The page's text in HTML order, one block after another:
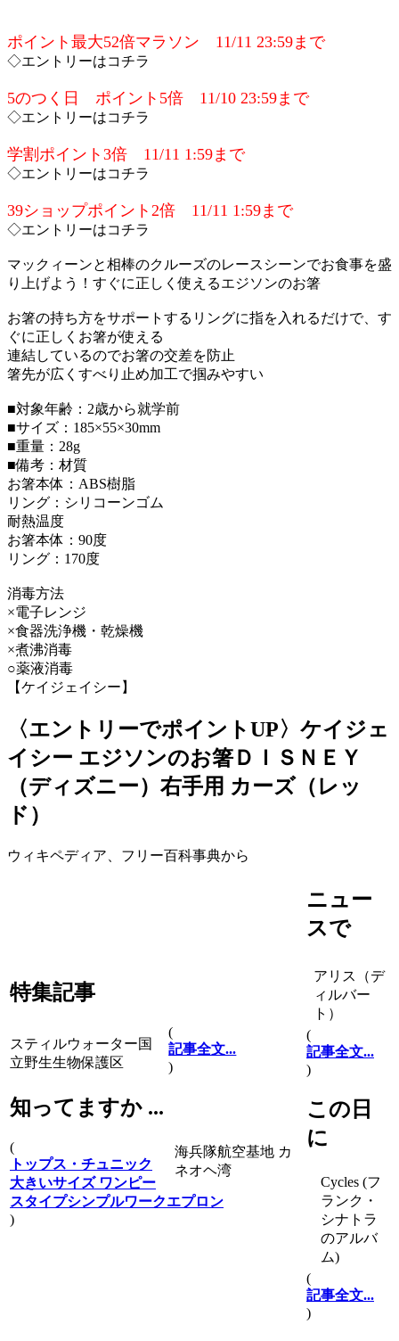
ポイント最大52倍マラソン 11/11 23:59まで
◇エントリーはコチラ
5のつく日 ポイント5倍 11/10 23:59まで
◇エントリーはコチラ
学割ポイント3倍 11/11 1:59まで
◇エントリーはコチラ
39ショップポイント2倍 11/11 1:59まで
◇エントリーはコチラ
マックィーンと相棒のクルーズのレースシーンでお食事を盛
り上げよう！すぐに正しく使えるエジソンのお箸
お箸の持ち方をサポートするリングに指を入れるだけで、す
ぐに正しくお箸が使える
連結しているのでお箸の交差を防止
箸先が広くすべり止め加工で掴みやすい
■対象年齢：2歳から就学前
■サイズ：185×55×30mm
■重量：28g
■備考：材質
お箸本体：ABS樹脂
リング：シリコーンゴム
耐熱温度
お箸本体：90度
リング：170度
消毒方法
×電子レンジ
×食器洗浄機・乾燥機
×煮沸消毒
○薬液消毒
【ケイジェイシー】
〈エントリーでポイントUP〉ケイジェ
イシー エジソンのお箸ＤＩＳＮＥＹ
（ディズニー）右手用 カーズ（レッ
ド）
ウィキペディア、フリー百科事典から
特集記事
スティルウォーター国
立野生生物保護区
(
記事全文...
)
知ってますか ...
海兵隊航空基地 カ
ネオヘ湾
(
トップス・チュニック
大きいサイズ ワンピー
スタイプシンプルワークエプロン
)
ニュー
スで
アリス（デ
ィルバー
ト）
(
記事全文...
)
この日
に
Cycles (フ
ランク・
シナトラ
のアルバ
ム)
(
記事全文...
)